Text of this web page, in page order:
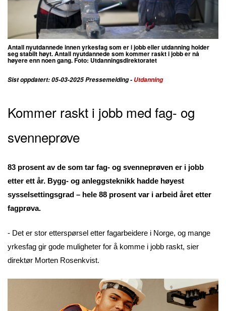
Antall nyutdannede innen yrkesfag som er i jobb eller utdanning holder
seg stabilt høyt. Antall nyutdannede som kommer raskt i jobb er nå
høyere enn noen gang. Foto: Utdanningsdirektoratet
Sist oppdatert: 05-03-2025 Pressemelding - Utdanning
Kommer raskt i jobb med fag- og
svenneprøve
83 prosent av de som tar fag- og svenneprøven er i jobb
etter ett år. Bygg- og anleggsteknikk hadde høyest
sysselsettingsgrad – hele 88 prosent var i arbeid året etter
fagprøva.
- Det er stor etterspørsel etter fagarbeidere i Norge, og mange
yrkesfag gir gode muligheter for å komme i jobb raskt, sier
direktør Morten Rosenkvist.